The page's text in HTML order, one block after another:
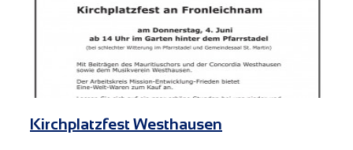
Kirchplatzfest Westhausen